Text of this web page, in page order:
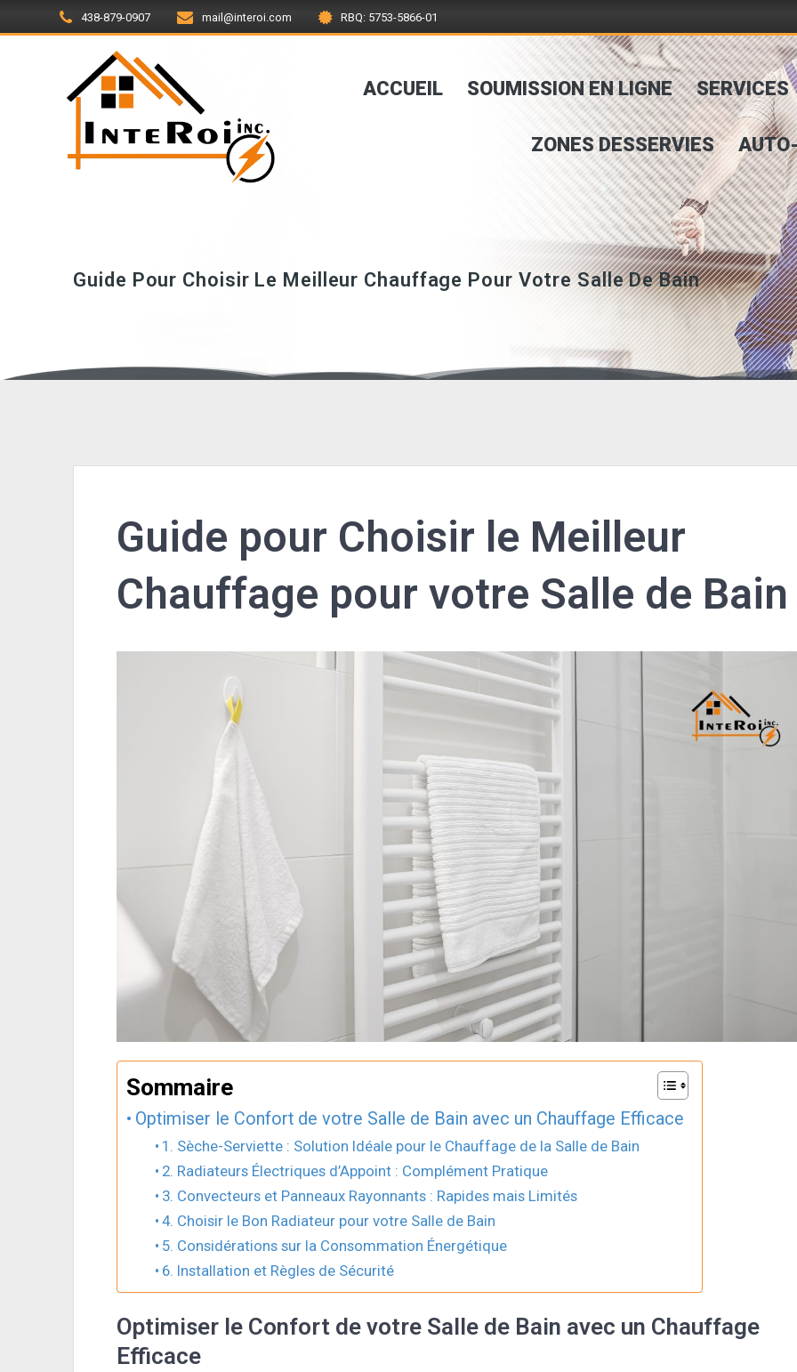
to
438-879-0907 mail@interoi.com RBQ: 5753-5866-01
ACCUEIL SOUMISSION EN LIGNE SERVICES
ZONES DESSERVIES
Guide Pour Choisir Le Meilleur Chauffage Pour Votre Salle De Bain
Guide pour Choisir le Meilleur
Chauffage pour votre Salle de Bain
Sommaire
Optimiser le Confort de votre Salle de Bain avec un Chauffage Efficace
1. Sèche-Serviette : Solution Idéale pour le Chauffage de la Salle de Bain
2. Radiateurs Électriques d’Appoint : Complément Pratique
3. Convecteurs et Panneaux Rayonnants : Rapides mais Limités
4. Choisir le Bon Radiateur pour votre Salle de Bain
5. Considérations sur la Consommation Énergétique
6. Installation et Règles de Sécurité
Optimiser le Confort de votre Salle de Bain avec un Chauffage
Efficace